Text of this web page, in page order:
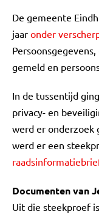
De gemeente
jaar onder
gemeld en
In de tussentijd
privacy- en
werd er onderzoek
werd er een
Documenten van
Uit die steekproef